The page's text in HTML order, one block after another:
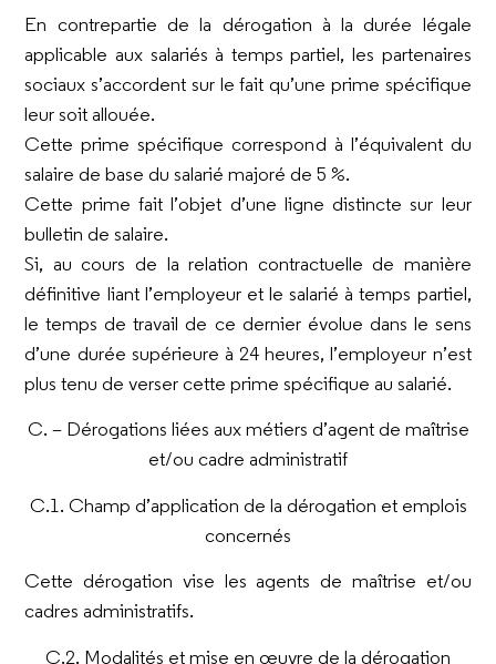
En contrepartie de la dérogation à la durée légale
applicable aux salariés à temps partiel, les partenaires
sociaux s’accordent sur le fait qu’une prime spécifique
leur soit allouée.
Cette prime spécifique correspond à l’équivalent du
salaire de base du salarié majoré de 5 %.
Cette prime fait l’objet d’une ligne distincte sur leur
bulletin de salaire.
Si, au cours de la relation contractuelle de manière
définitive liant l’employeur et le salarié à temps partiel,
le temps de travail de ce dernier évolue dans le sens
d’une durée supérieure à 24 heures, l’employeur n’est
plus tenu de verser cette prime spécifique au salarié.
C. – Dérogations liées aux métiers d’agent de maîtrise
et/ou cadre administratif
C.1. Champ d’application de la dérogation et emplois
concernés
Cette dérogation vise les agents de maîtrise et/ou
cadres administratifs.
C.2. Modalités et mise en œuvre de la dérogation